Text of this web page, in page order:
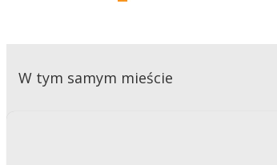
W tym samym mieście